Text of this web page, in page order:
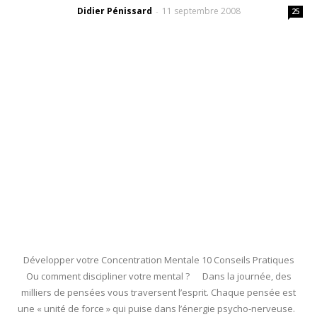
Didier Pénissard - 11 septembre 2008 25
Développer votre Concentration Mentale 10 Conseils Pratiques
Ou comment discipliner votre mental ? Dans la journée, des
milliers de pensées vous traversent l’esprit. Chaque pensée est
une « unité de force » qui puise dans l’énergie psycho-nerveuse.